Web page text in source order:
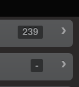
239
-